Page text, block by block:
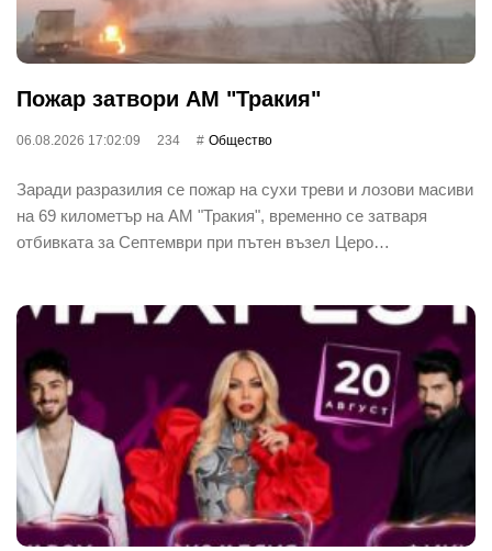
Пожар затвори АМ "Тракия"
06.08.2026 17:02:09 234 Общество
Заради разразилия се пожар на сухи треви и лозови масиви
на 69 километър на АМ "Тракия", временно се затваря
отбивката за Септември при пътен възел Церо…